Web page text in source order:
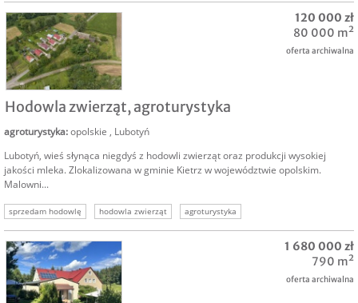
Hodowla zwierząt, agroturystyka
agroturystyka:opolskie , Lubotyń
Lubotyń, wieś słynąca niegdyś z hodowli zwierząt oraz produkcji wysokiej
jakości mleka. Zlokalizowana w gminie Kietrz w województwie opolskim.
Malowni...
sprzedam hodowlę hodowla zwierząt agroturystyka
120 000 zł
80 000 m²
oferta archiwalna
1 680 000 zł
790 m²
oferta archiwalna